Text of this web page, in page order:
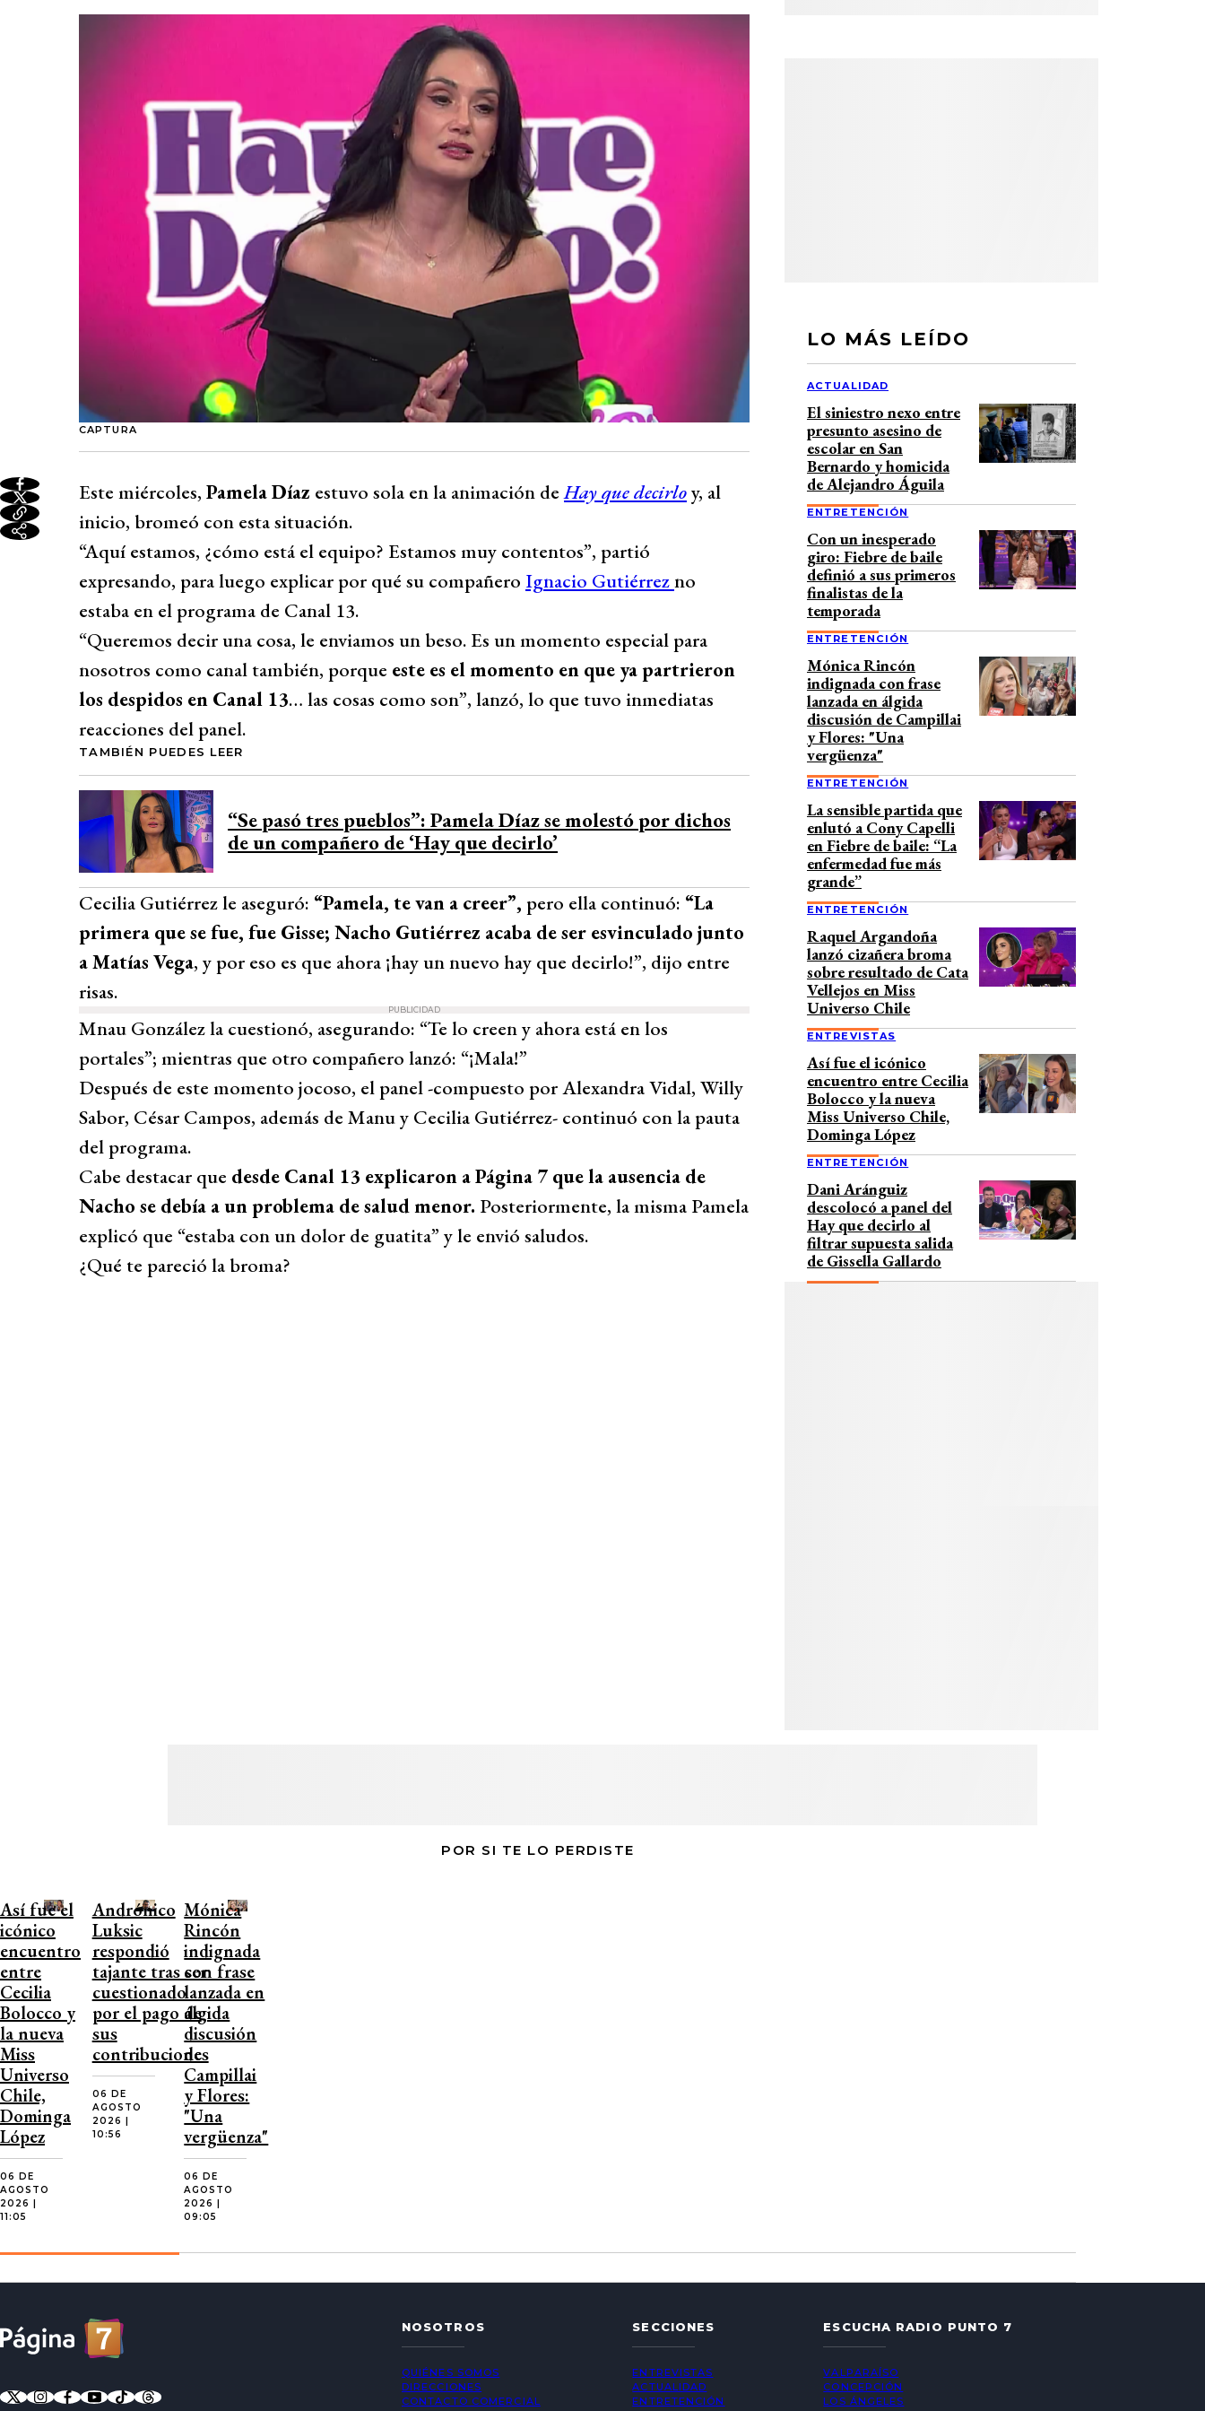
CAPTURA
Este miércoles, Pamela Díaz estuvo sola en la animación deHay que decirloy, al
inicio, bromeó con esta situación.
“Aquí estamos, ¿cómo está el equipo? Estamos muy contentos”, partió
expresando, para luego explicar por qué su compañero Ignacio Gutiérrezno
estaba en el programa de Canal 13.
“Queremos decir una cosa, le enviamos un beso. Es un momento especial para
nosotros como canal también, porque este es el momento en que ya partrieron
los despidos en Canal 13… las cosas como son”, lanzó, lo que tuvo inmediatas
reacciones del panel.
TAMBIÉN PUEDES LEER
“Se pasó tres pueblos”: Pamela Díaz se molestó por dichos
de un compañero de ‘Hay que decirlo’
Cecilia Gutiérrez le aseguró: “Pamela, te van a creer”, pero ella continuó: “La
primera que se fue, fue Gisse; Nacho Gutiérrez acaba de ser esvinculado junto
a Matías Vega, y por eso es que ahora ¡hay un nuevo hay que decirlo!”, dijo entre
risas.
PUBLICIDAD
Mnau González la cuestionó, asegurando: “Te lo creen y ahora está en los
portales”; mientras que otro compañero lanzó: “¡Mala!”
Después de este momento jocoso, el panel -compuesto por Alexandra Vidal, Willy
Sabor, César Campos, además de Manu y Cecilia Gutiérrez- continuó con la pauta
del programa.
Cabe destacar que desde Canal 13 explicaron a Página 7 que la ausencia de
Nacho se debía a un problema de salud menor. Posteriormente, la misma Pamela
explicó que “estaba con un dolor de guatita” y le envió saludos.
¿Qué te pareció la broma?
LO MÁS LEÍDO
ACTUALIDAD
El siniestro nexo entre
presunto asesino de
escolar en San
Bernardo y homicida
de Alejandro Águila
ENTRETENCIÓN
Con un inesperado
giro: Fiebre de baile
definió a sus primeros
finalistas de la
temporada
ENTRETENCIÓN
Mónica Rincón
indignada con frase
lanzada en álgida
discusión de Campillai
y Flores: "Una
vergüenza"
ENTRETENCIÓN
La sensible partida que
enlutó a Cony Capelli
en Fiebre de baile: “La
enfermedad fue más
grande”
ENTRETENCIÓN
Raquel Argandoña
lanzó cizañera broma
sobre resultado de Cata
Vellejos en Miss
Universo Chile
ENTREVISTAS
Así fue el icónico
encuentro entre Cecilia
Bolocco y la nueva
Miss Universo Chile,
Dominga López
ENTRETENCIÓN
Dani Aránguiz
descolocó a panel del
Hay que decirlo al
filtrar supuesta salida
de Gissella Gallardo
POR SI TE LO PERDISTE
Así fue el
icónico
encuentro
entre
Cecilia
Bolocco y
la nueva
Miss
Universo
Chile,
Dominga
López
06 DE
AGOSTO
2026 |
11:05
Andrónico
Luksic
respondió
tajante tras ser
cuestionado
por el pago de
sus
contribuciones
06 DE
AGOSTO
2026 |
10:56
Mónica
Rincón
indignada
con frase
lanzada en
álgida
discusión
de
Campillai
y Flores:
"Una
vergüenza"
06 DE
AGOSTO
2026 |
09:05
NOSOTROS
QUIÉNES SOMOS
DIRECCIONES
CONTACTO COMERCIAL
SECCIONES
ENTREVISTAS
ACTUALIDAD
ENTRETENCIÓN
ESCUCHA RADIO PUNTO 7
VALPARAÍSO
CONCEPCIÓN
LOS ÁNGELES